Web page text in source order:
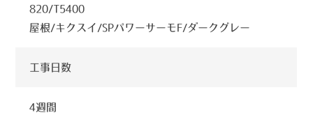
820/T5400
屋根/キクスイ/SPパワーサーモF/ダークグレー
工事日数
4週間